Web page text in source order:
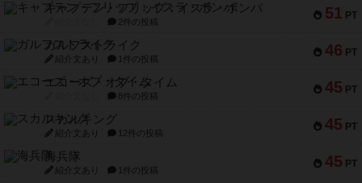
51 PT
キャプテン・フリップ：イスラ・ボンバ
2件の投稿
46 PT
ガルフストライク
紹介文あり 1件の投稿
45 PT
エコーズ・オブ・タイム
8件の投稿
45 PT
スカルキング
紹介文あり 12件の投稿
45 PT
海兵隊
紹介文あり 1件の投稿